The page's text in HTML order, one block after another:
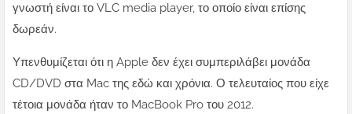
γνωστή είναι το VLC media player, το οποίο είναι επίσης
δωρεάν.
Υπενθυμίζεται ότι η Apple δεν έχει συμπεριλάβει μονάδα
CD/DVD στα Mac της εδώ και χρόνια. Ο τελευταίος που είχε
τέτοια μονάδα ήταν το MacBook Pro του 2012.